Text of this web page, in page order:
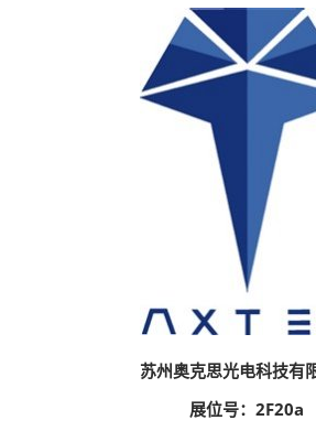
苏州奥克思光电科技有
展位号：2F20a